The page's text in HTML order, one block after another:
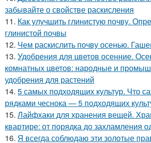
забывайте о свойстве раскисления
11. Как улучшить глинистую почву.
глинистой почвы
12. Чем раскислить почву осенью.
13. Удобрения для цветов осенние.
комнатных цветов: народные и
удобрения для растений
14. 5 самых подходящих культур. Что
рядками чеснока — 5 подходящих
15. Лайфхаки для хранения вещей.
квартире: от порядка до захламления
16. Я всегда соблюдаю эти золотые